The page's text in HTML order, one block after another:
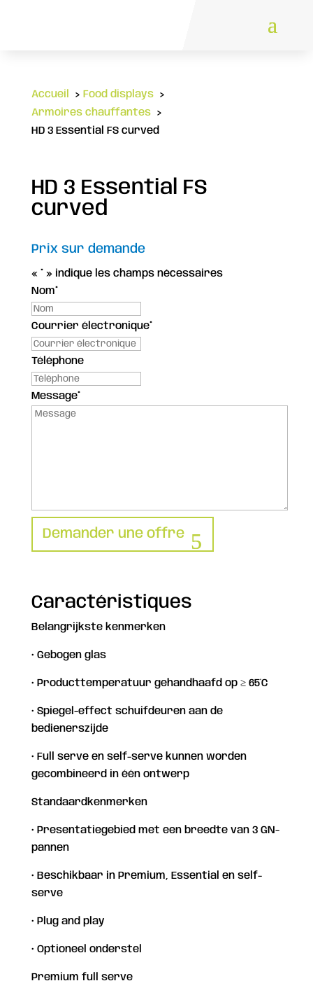
Accueil
Food displays
Armoires chauffantes
HD 3 Essential FS curved
HD 3 Essential FS
curved
Prix sur demande
« *» indique les champs nécessaires
Nom*
Courrier électronique*
Téléphone
Message*
Demander une offre
Caractéristiques
Belangrijkste kenmerken
• Gebogen glas
• Producttemperatuur gehandhaafd op ≥ 65°C
• Spiegel-effect schuifdeuren aan de
bedienerszijde
• Full serve en self-serve kunnen worden
gecombineerd in één ontwerp
Standaardkenmerken
• Presentatiegebied met een breedte van 3 GN-
pannen
• Beschikbaar in Premium, Essential en self-
serve
• Plug and play
• Optioneel onderstel
Premium full serve